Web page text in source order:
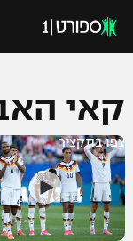
כדורגל ישראלי
ליגת העל
כדורגל עולמי
קאי
צפו בתקציר